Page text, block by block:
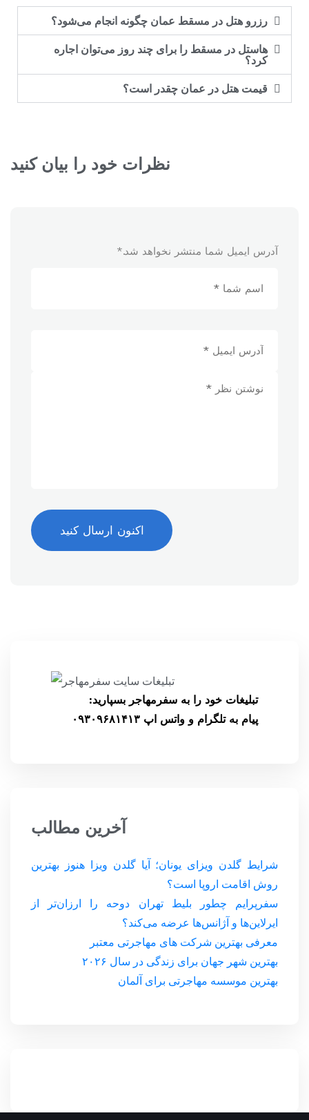
رزرو هتل در مسقط عمان چگونه انجام می‌شود؟
هاستل در مسقط را برای چند روز می‌توان اجاره
کرد؟
قیمت هتل در عمان چقدر است؟
نظرات خود را بیان کنید
آدرس ایمیل شما منتشر نخواهد شد.*
اکنون ارسال کنید
تبلیغات خود را به سفرمهاجر بسپارید:
پیام به تلگرام و واتس اپ ۰۹۳۰۹۶۸۱۴۱۳
آخرین مطالب
شرایط گلدن ویزای یونان؛ آیا گلدن ویزا هنوز بهترین
روش اقامت اروپا است؟
سفرپرایم چطور بلیط تهران دوحه را ارزان‌تر از
ایرلاین‌ها و آژانس‌ها عرضه می‌کند؟
معرفی بهترین شرکت های مهاجرتی معتبر
بهترین شهر جهان برای زندگی در سال ۲۰۲۶
بهترین موسسه مهاجرتی برای آلمان